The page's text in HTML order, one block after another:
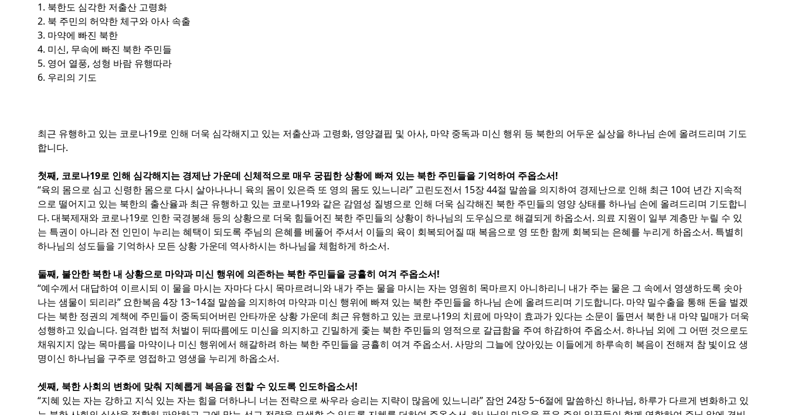
1. 북한도 심각한 저출산 고령화
2. 북 주민의 허약한 체구와 아사 속출
3. 마약에 빠진 북한
4. 미신, 무속에 빠진 북한 주민들
5. 영어 열풍, 성형 바람 유행따라
6. 우리의 기도
최근 유행하고 있는 코로나19로 인해 더욱 심각해지고 있는 저출산과 고령화, 영양결핍 및 아사, 마약 중독과 미신 행위 등 북한의 어두운 실상을 하나님 손에 올려드리며 기도
합니다.
첫째, 코로나19로 인해 심각해지는 경제난 가운데 신체적으로 매우 궁핍한 상황에 빠져 있는 북한 주민들을 기억하여 주옵소서!
“육의 몸으로 심고 신령한 몸으로 다시 살아나나니 육의 몸이 있은즉 또 영의 몸도 있느니라” 고린도전서 15장 44절 말씀을 의지하여 경제난으로 인해 최근 10여 년간 지속적
으로 떨어지고 있는 북한의 출산율과 최근 유행하고 있는 코로나19와 같은 감염성 질병으로 인해 더욱 심각해진 북한 주민들의 영양 상태를 하나님 손에 올려드리며 기도합니
다. 대북제재와 코로나19로 인한 국경봉쇄 등의 상황으로 더욱 힘들어진 북한 주민들의 상황이 하나님의 도우심으로 해결되게 하옵소서. 의료 지원이 일부 계층만 누릴 수 있
는 특권이 아니라 전 인민이 누리는 혜택이 되도록 주님의 은혜를 베풀어 주셔서 이들의 육이 회복되어질 때 복음으로 영 또한 함께 회복되는 은혜를 누리게 하옵소서. 특별히
하나님의 성도들을 기억하사 모든 상황 가운데 역사하시는 하나님을 체험하게 하소서.
둘째, 불안한 북한 내 상황으로 마약과 미신 행위에 의존하는 북한 주민들을 긍휼히 여겨 주옵소서!
“예수께서 대답하여 이르시되 이 물을 마시는 자마다 다시 목마르려니와 내가 주는 물을 마시는 자는 영원히 목마르지 아니하리니 내가 주는 물은 그 속에서 영생하도록 솟아
나는 샘물이 되리라” 요한복음 4장 13~14절 말씀을 의지하여 마약과 미신 행위에 빠져 있는 북한 주민들을 하나님 손에 올려드리며 기도합니다. 마약 밀수출을 통해 돈을 벌겠
다는 북한 정권의 계책에 주민들이 중독되어버린 안타까운 상황 가운데 최근 유행하고 있는 코로나19의 치료에 마약이 효과가 있다는 소문이 돌면서 북한 내 마약 밀매가 더욱
성행하고 있습니다. 엄격한 법적 처벌이 뒤따름에도 미신을 의지하고 긴밀하게 좇는 북한 주민들의 영적으로 갈급함을 주여 하감하여 주옵소서. 하나님 외에 그 어떤 것으로도
채워지지 않는 목마름을 마약이나 미신 행위에서 해갈하려 하는 북한 주민들을 긍휼히 여겨 주옵소서. 사망의 그늘에 앉아있는 이들에게 하루속히 복음이 전해져 참 빛이요 생
명이신 하나님을 구주로 영접하고 영생을 누리게 하옵소서.
셋째, 북한 사회의 변화에 맞춰 지혜롭게 복음을 전할 수 있도록 인도하옵소서!
“지혜 있는 자는 강하고 지식 있는 자는 힘을 더하나니 너는 전략으로 싸우라 승리는 지략이 많음에 있느니라” 잠언 24장 5~6절에 말씀하신 하나님, 하루가 다르게 변화하고 있